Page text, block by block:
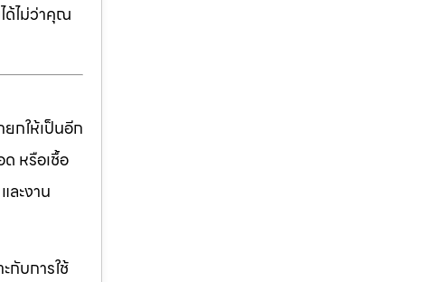
ด้ไม่ว่าคุณ
กให้เป็นอีก
หรือเชื้อ
ละงาน
กับการใช้